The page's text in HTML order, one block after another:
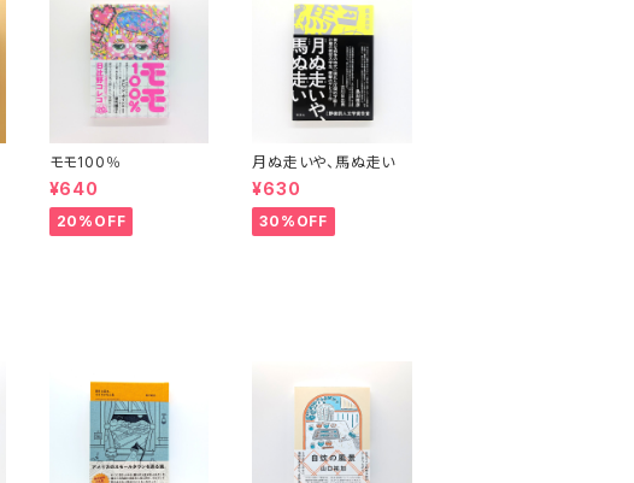
モモ100％
¥640
20%OFF
月ぬ走いや、馬ぬ走い
¥630
30%OFF